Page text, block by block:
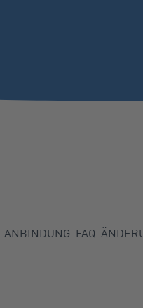
ANBINDUNG FAQ